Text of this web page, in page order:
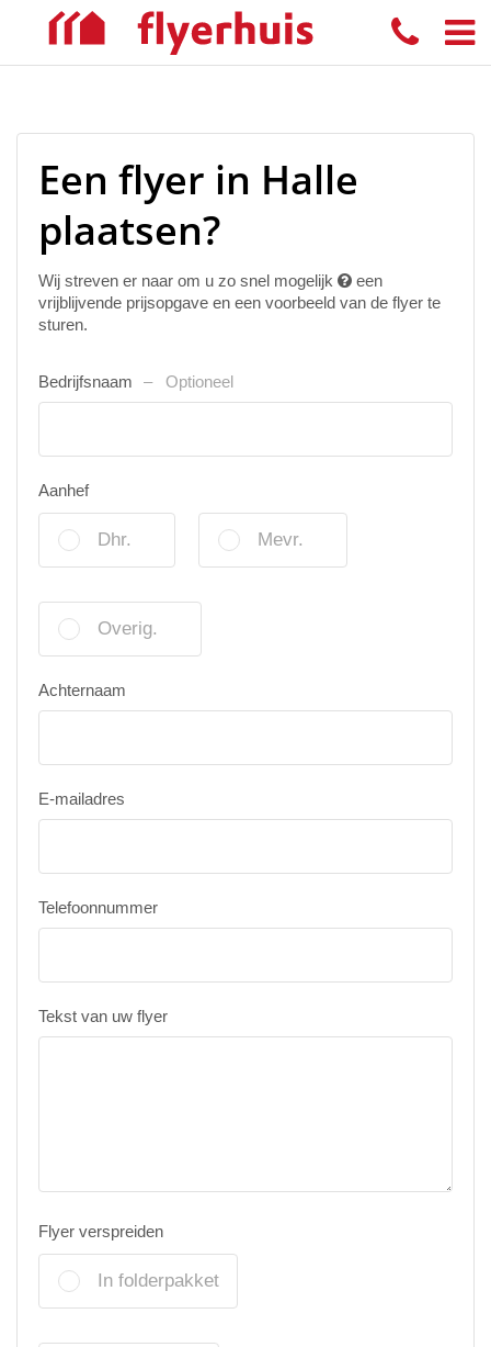
Een flyer in Halle
plaatsen?
Wij streven er naar om u zo snel mogelijk
een
vrijblijvende prijsopgave en een voorbeeld van de flyer te
sturen.
Bedrijfsnaam Optioneel
Aanhef
Dhr. Mevr.
Overig.
Achternaam
E-mailadres
Telefoonnummer
Tekst van uw flyer
Flyer verspreiden
In folderpakket